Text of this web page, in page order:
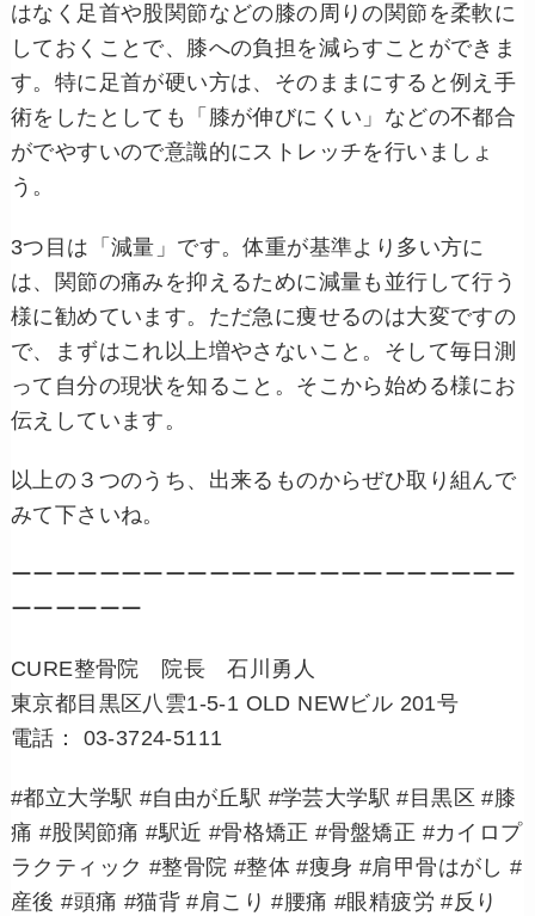
はなく足首や股関節などの膝の周りの関節を柔軟に
しておくことで、膝への負担を減らすことができま
す。特に足首が硬い方は、そのままにすると例え手
術をしたとしても「膝が伸びにくい」などの不都合
がでやすいので意識的にストレッチを行いましょ
う。
3つ目は「減量」です。体重が基準より多い方に
は、関節の痛みを抑えるために減量も並行して行う
様に勧めています。ただ急に痩せるのは大変ですの
で、まずはこれ以上増やさないこと。そして毎日測
って自分の現状を知ること。そこから始める様にお
伝えしています。
以上の３つのうち、出来るものからぜひ取り組んで
みて下さいね。
ーーーーーーーーーーーーーーーーーーーーーーー
ーーーーーー
CURE整骨院 院長 石川勇人
東京都目黒区八雲1-5-1 OLD NEWビル 201号
電話： 03-3724-5111
#都立大学駅 #自由が丘駅 #学芸大学駅 #目黒区 #膝
痛 #股関節痛 #駅近 #骨格矯正 #骨盤矯正 #カイロプ
ラクティック #整骨院 #整体 #痩身 #肩甲骨はがし #
産後 #頭痛 #猫背 #肩こり #腰痛 #眼精疲労 #反り